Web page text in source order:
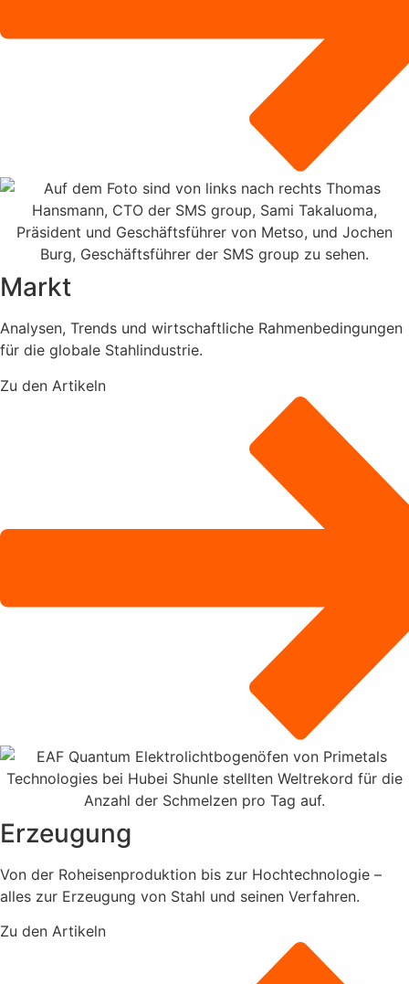
Markt
Analysen, Trends und wirtschaftliche Rahmenbedingungen
für die globale Stahlindustrie.
Zu den Artikeln
Erzeugung
Von der Roheisenproduktion bis zur Hochtechnologie –
alles zur Erzeugung von Stahl und seinen Verfahren.
Zu den Artikeln